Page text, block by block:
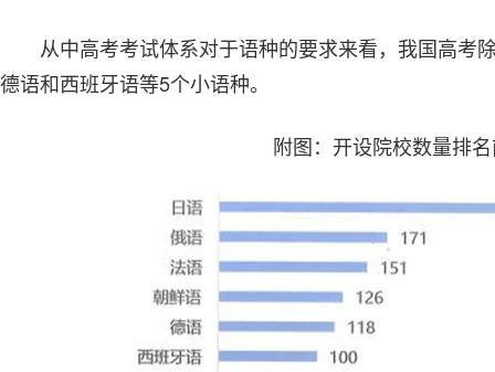
从中高考考试体系对于语种的要求来看，我国高考
德语和西班牙语等5个小语种。
附图：开设院校数量排